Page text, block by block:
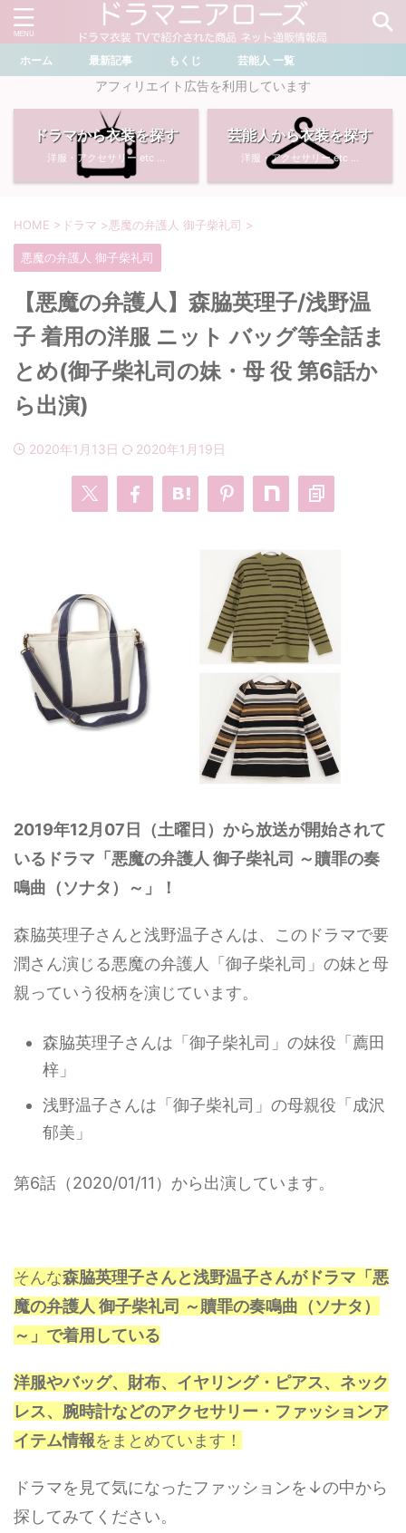
＼ ドラマ・芸能人を検索 ／
おすすめ検索ワード
川口春奈
・石原さとみ
・菜々緒
・堀田真由
多部未華子
・広瀬すず
・あのクズ
無能の鷹
・畑芽育
・わたしの宝物
・ ライオンの隠れ家
・
・バッグ
腕時計
ホーム 最新記事 もくじ 芸能人 一覧
アフィリエイト広告を利用しています
ドラマから衣装を探す
洋服・アクセサリー etc ...
芸能人から衣装を探す
洋服・アクセサリー etc ...
HOME > ドラマ >悪魔の弁護人 御子柴礼司 >
悪魔の弁護人 御子柴礼司
【悪魔の弁護人】森脇英理子/浅野温
子 着用の洋服 ニット バッグ等全話ま
とめ(御子柴礼司の妹・母 役 第6話か
ら出演)
2020年1月13日 2020年1月19日
2019年12月07日（土曜日）から放送が開始されて
いるドラマ「悪魔の弁護人 御子柴礼司 ～贖罪の奏
鳴曲（ソナタ）～」！
森脇英理子さんと浅野温子さんは、このドラマで要
潤さん演じる悪魔の弁護人「御子柴礼司」の妹と母
親っていう役柄を演じています。
森脇英理子さんは「御子柴礼司」の妹役「薦田
梓」
浅野温子さんは「御子柴礼司」の母親役「成沢
郁美」
第6話（2020/01/11）から出演しています。
そんな森脇英理子さんと浅野温子さんがドラマ「悪
魔の弁護人 御子柴礼司 ～贖罪の奏鳴曲（ソナタ）
～」で着用している
洋服やバッグ、財布、イヤリング・ピアス、ネック
レス、腕時計などのアクセサリー・ファッションア
イテム情報をまとめています！
ドラマを見て気になったファッションを↓の中から
探してみてください。